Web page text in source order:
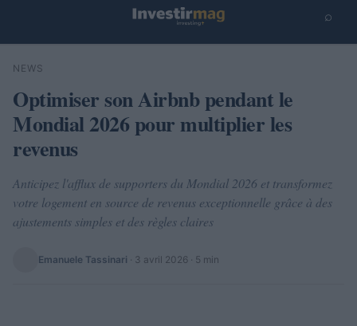
⌕
Rechercher
NEWS
Optimiser son Airbnb pendant le
Mondial 2026 pour multiplier les
revenus
Anticipez l'afflux de supporters du Mondial 2026 et transformez
votre logement en source de revenus exceptionnelle grâce à des
ajustements simples et des règles claires
Emanuele Tassinari · 3 avril 2026 · 5 min